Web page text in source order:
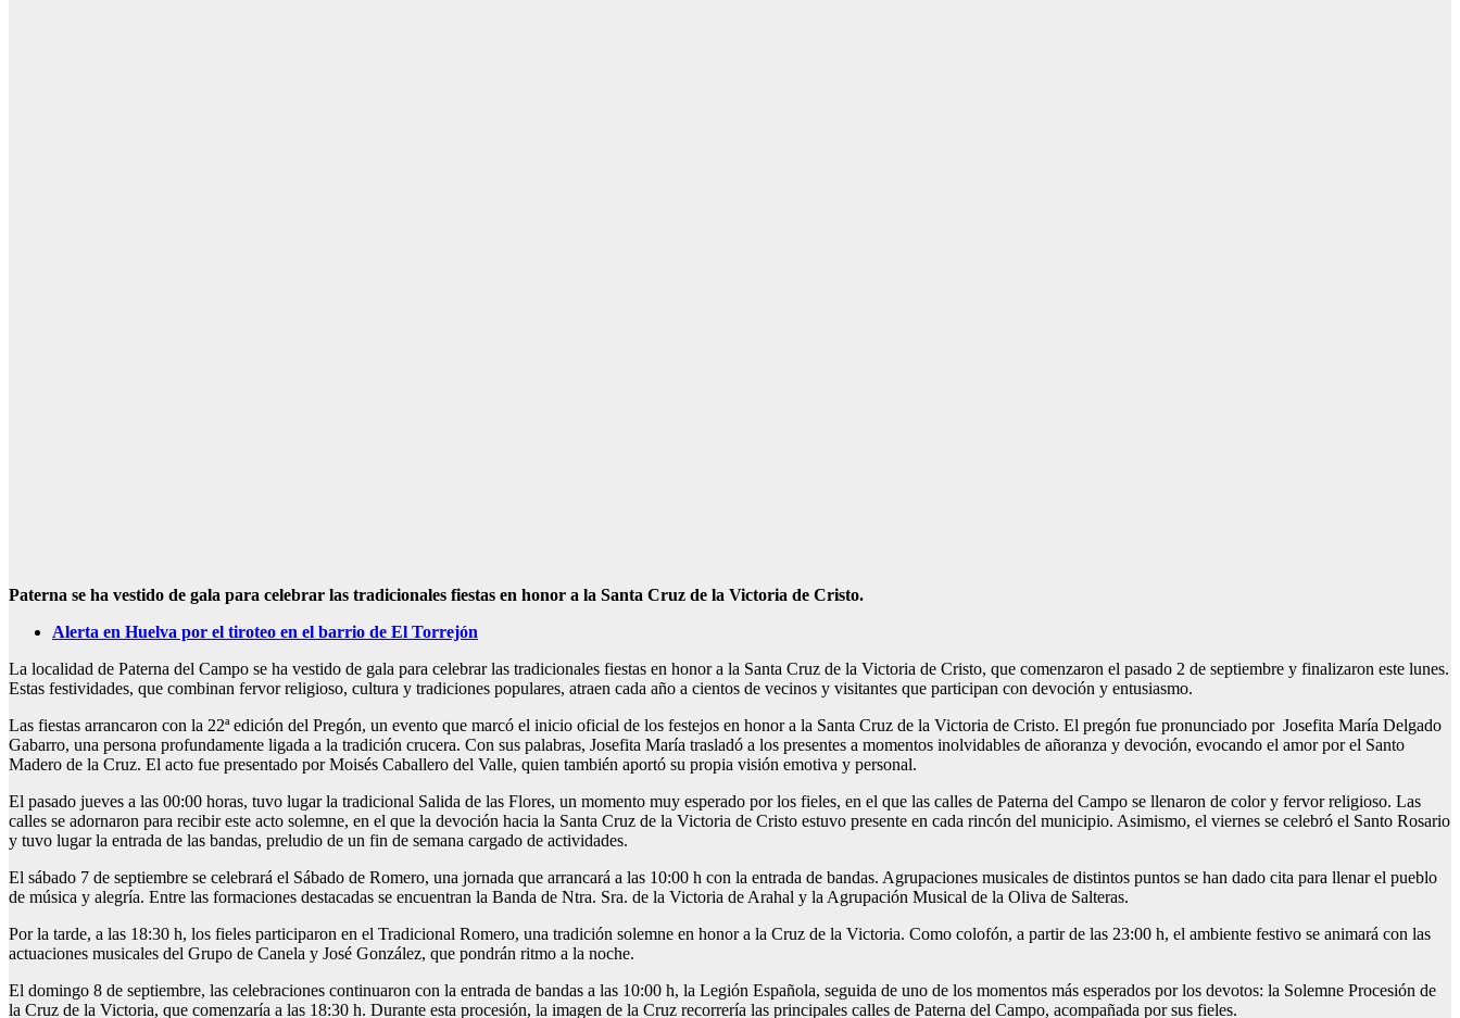
Paterna se ha vestido de gala para celebrar las tradicionales fiestas en honor a la Santa Cruz de la Victoria de Cristo.
Alerta en Huelva por el tiroteo en el barrio de El Torrejón
La localidad de Paterna del Campo se ha vestido de gala para celebrar las tradicionales fiestas en honor a la Santa Cruz de la Victoria de Cristo, que comenzaron el pasado 2 de septiembre y finalizaron este lunes.
Estas festividades, que combinan fervor religioso, cultura y tradiciones populares, atraen cada año a cientos de vecinos y visitantes que participan con devoción y entusiasmo.
Las fiestas arrancaron con la 22ª edición del Pregón, un evento que marcó el inicio oficial de los festejos en honor a la Santa Cruz de la Victoria de Cristo. El pregón fue pronunciado por Josefita María Delgado
Gabarro, una persona profundamente ligada a la tradición crucera. Con sus palabras, Josefita María trasladó a los presentes a momentos inolvidables de añoranza y devoción, evocando el amor por el Santo
Madero de la Cruz. El acto fue presentado por Moisés Caballero del Valle, quien también aportó su propia visión emotiva y personal.
El pasado jueves a las 00:00 horas, tuvo lugar la tradicional Salida de las Flores, un momento muy esperado por los fieles, en el que las calles de Paterna del Campo se llenaron de color y fervor religioso. Las
calles se adornaron para recibir este acto solemne, en el que la devoción hacia la Santa Cruz de la Victoria de Cristo estuvo presente en cada rincón del municipio. Asimismo, el viernes se celebró el Santo Rosario
y tuvo lugar la entrada de las bandas, preludio de un fin de semana cargado de actividades.
El sábado 7 de septiembre se celebrará el Sábado de Romero, una jornada que arrancará a las 10:00 h con la entrada de bandas. Agrupaciones musicales de distintos puntos se han dado cita para llenar el pueblo
de música y alegría. Entre las formaciones destacadas se encuentran la Banda de Ntra. Sra. de la Victoria de Arahal y la Agrupación Musical de la Oliva de Salteras.
Por la tarde, a las 18:30 h, los fieles participaron en el Tradicional Romero, una tradición solemne en honor a la Cruz de la Victoria. Como colofón, a partir de las 23:00 h, el ambiente festivo se animará con las
actuaciones musicales del Grupo de Canela y José González, que pondrán ritmo a la noche.
El domingo 8 de septiembre, las celebraciones continuaron con la entrada de bandas a las 10:00 h, la Legión Española, seguida de uno de los momentos más esperados por los devotos: la Solemne Procesión de
la Cruz de la Victoria, que comenzaría a las 18:30 h. Durante esta procesión, la imagen de la Cruz recorrería las principales calles de Paterna del Campo, acompañada por sus fieles.